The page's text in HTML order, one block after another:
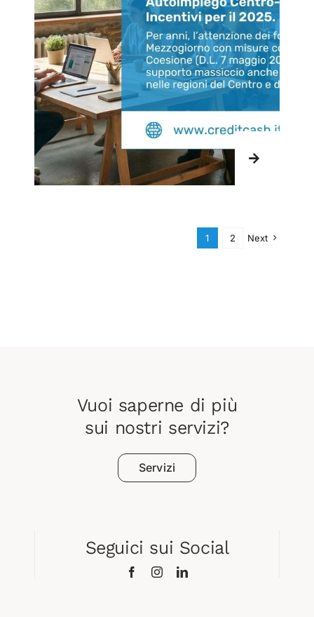
1 2 Next
Vuoi saperne di più
sui nostri servizi?
Servizi
Seguici sui Social